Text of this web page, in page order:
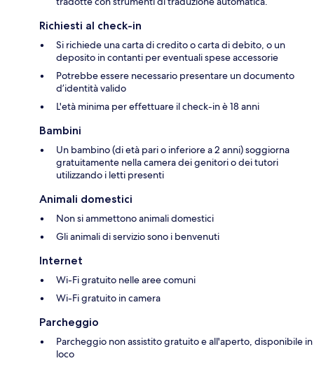
Richiesti al check-in
Si richiede una carta di credito o carta di debito, o un
deposito in contanti per eventuali spese accessorie
Potrebbe essere necessario presentare un documento
d’identità valido
L'età minima per effettuare il check-in è 18 anni
Bambini
Un bambino (di età pari o inferiore a 2 anni) soggiorna
gratuitamente nella camera dei genitori o dei tutori
utilizzando i letti presenti
Animali domestici
Non si ammettono animali domestici
Gli animali di servizio sono i benvenuti
Internet
Wi-Fi gratuito nelle aree comuni
Wi-Fi gratuito in camera
Parcheggio
Parcheggio non assistito gratuito e all'aperto, disponibile in
loco